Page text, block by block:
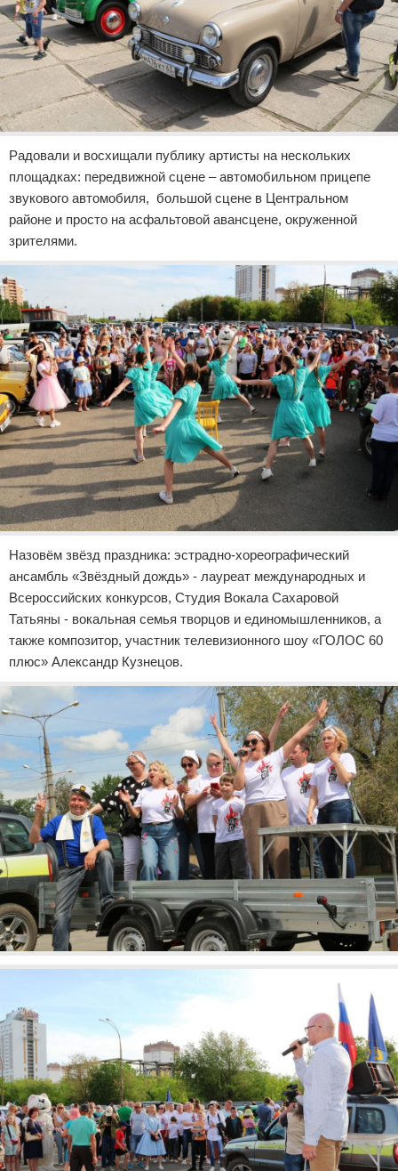
Радовали и восхищали публику артисты на нескольких
площадках: передвижной сцене – автомобильном прицепе
звукового автомобиля, большой сцене в Центральном
районе и просто на асфальтовой авансцене, окруженной
зрителями.
Назовём звёзд праздника: эстрадно-хореографический
ансамбль «Звёздный дождь» - лауреат международных и
Всероссийских конкурсов, Студия Вокала Сахаровой
Татьяны - вокальная семья творцов и единомышленников, а
также композитор, участник телевизионного шоу «ГОЛОС 60
плюс» Александр Кузнецов.